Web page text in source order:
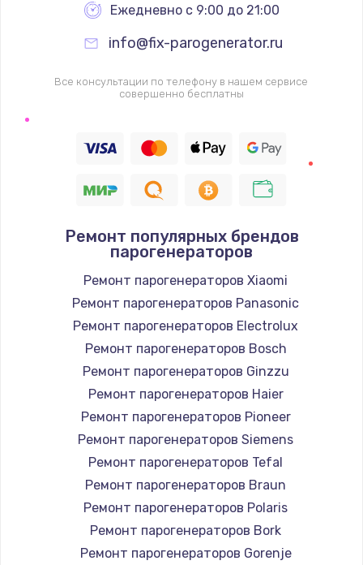
Заказать
Заправка фреоном
2150 руб.
Замена термодатчика
1360 руб.
Заказать
Восстановление после попадания влаги
Заказать
900 руб.
Заказать
Ремонт микросхемы Wi-Fi
1100 руб.
Заказать
Настройка Wi-Fi
745 руб.
Ежедневно с 9:00 до 21:00
info@fix-parogenerator.ru
Все консультации по телефону в нашем сервисе
совершенно бесплатны
Ремонт популярных брендов
парогенераторов
Ремонт парогенераторов Xiaomi
Ремонт парогенераторов Panasonic
Ремонт парогенераторов Electrolux
Ремонт парогенераторов Bosch
Ремонт парогенераторов Ginzzu
Ремонт парогенераторов Haier
Ремонт парогенераторов Pioneer
Ремонт парогенераторов Siemens
Ремонт парогенераторов Tefal
Ремонт парогенераторов Braun
Ремонт парогенераторов Polaris
Ремонт парогенераторов Bork
Ремонт парогенераторов Gorenje